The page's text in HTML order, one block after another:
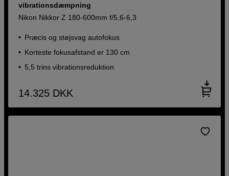
vibrationsdæmpning
Nikon Nikkor Z 180-600mm f/5,6-6,3
Præcis og støjsvag autofokus
Korteste fokusafstand er 130 cm
5,5 trins vibrationsreduktion
14.325 DKK